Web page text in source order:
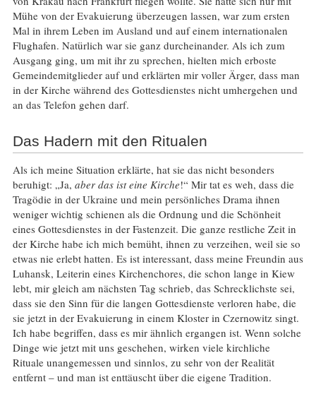
Mühe von der Evakuierung überzeugen lassen, war zum ersten
Mal in ihrem Leben im Ausland und auf einem internationalen
Flughafen. Natürlich war sie ganz durcheinander. Als ich zum
Ausgang ging, um mit ihr zu sprechen, hielten mich erboste
Gemeindemitglieder auf und erklärten mir voller Ärger, dass man
in der Kirche während des Gottesdienstes nicht umhergehen und
an das Telefon gehen darf.
Das Hadern mit den Ritualen
Als ich meine Situation erklärte, hat sie das nicht besonders
beruhigt: „Ja, aber das ist eine Kirche!“ Mir tat es weh, dass die
Tragödie in der Ukraine und mein persönliches Drama ihnen
weniger wichtig schienen als die Ordnung und die Schönheit
eines Gottesdienstes in der Fastenzeit. Die ganze restliche Zeit in
der Kirche habe ich mich bemüht, ihnen zu verzeihen, weil sie so
etwas nie erlebt hatten. Es ist interessant, dass meine Freundin aus
Luhansk, Leiterin eines Kirchenchores, die schon lange in Kiew
lebt, mir gleich am nächsten Tag schrieb, das Schrecklichste sei,
dass sie den Sinn für die langen Gottesdienste verloren habe, die
sie jetzt in der Evakuierung in einem Kloster in Czernowitz singt.
Ich habe begriffen, dass es mir ähnlich ergangen ist. Wenn solche
Dinge wie jetzt mit uns geschehen, wirken viele kirchliche
Rituale unangemessen und sinnlos, zu sehr von der Realität
entfernt – und man ist enttäuscht über die eigene Tradition.